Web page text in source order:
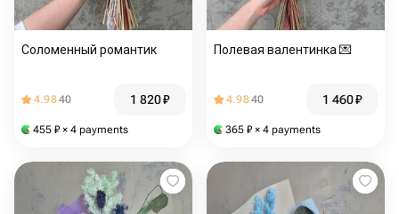
Соломенный романтик
4.9840 1 820₽
455 ₽ × 4 payments
Полевая валентинка 💌
4.9840 1 460₽
365 ₽ × 4 payments